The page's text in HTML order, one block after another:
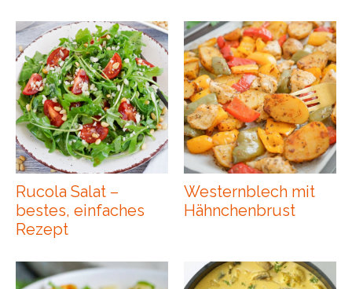
Rucola Salat –
bestes, einfaches
Rezept
Westernblech mit
Hähnchenbrust